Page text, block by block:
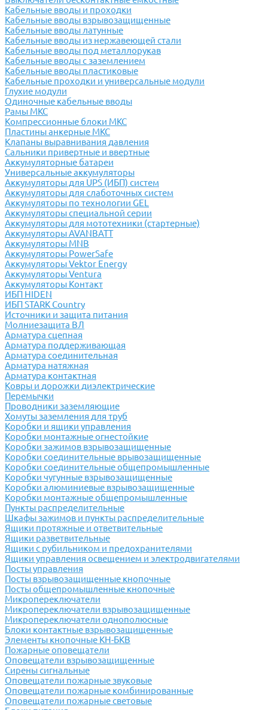
Кабельные вводы и проходки
Кабельные вводы взрывозащищенные
Кабельные вводы латунные
Кабельные вводы из нержавеющей стали
Кабельные вводы под металлорукав
Кабельные вводы с заземлением
Кабельные вводы пластиковые
Кабельные проходки и универсальные модули
Глухие модули
Одиночные кабельные вводы
Рамы МКС
Компрессионные блоки МКС
Пластины анкерные МКС
Клапаны выравнивания давления
Сальники привертные и ввертные
Аккумуляторные батареи
Универсальные аккумуляторы
Аккумуляторы для UPS (ИБП) систем
Аккумуляторы для слаботочных систем
Аккумуляторы по технологии GEL
Аккумуляторы специальной серии
Аккумуляторы для мототехники (стартерные)
Аккумуляторы AVANBATT
Аккумуляторы MNB
Аккумуляторы PowerSafe
Аккумуляторы Vektor Energy
Аккумуляторы Ventura
Аккумуляторы Контакт
ИБП HIDEN
ИБП STARK Country
Источники и защита питания
Молниезащита ВЛ
Арматура сцепная
Арматура поддерживающая
Арматура соединительная
Арматура натяжная
Арматура контактная
Ковры и дорожки диэлектрические
Перемычки
Проводники заземляющие
Хомуты заземления для труб
Коробки и ящики управления
Коробки монтажные огнестойкие
Коробки зажимов взрывозащищенные
Коробки соединительные врывозащищенные
Коробки соединительные общепромышленные
Коробки чугунные взрывозащищенные
Коробки алюминиевые взрывозащищенные
Коробки монтажные общепромышленные
Пункты распределительные
Шкафы зажимов и пункты распределительные
Ящики протяжные и ответвительные
Ящики разветвительные
Ящики с рубильником и предохранителями
Ящики управления освещением и электродвигателями
Посты управления
Посты взрывозащищенные кнопочные
Посты общепромышленные кнопочные
Микропереключатели
Микропереключатели взрывозащищенные
Микропереключатели однополюсные
Блоки контактные взрывозащищенные
Элементы кнопочные КН-БКВ
Пожарные оповещатели
Оповещатели взрывозащищенные
Сирены сигнальные
Оповещатели пожарные звуковые
Оповещатели пожарные комбинированные
Оповещатели пожарные световые